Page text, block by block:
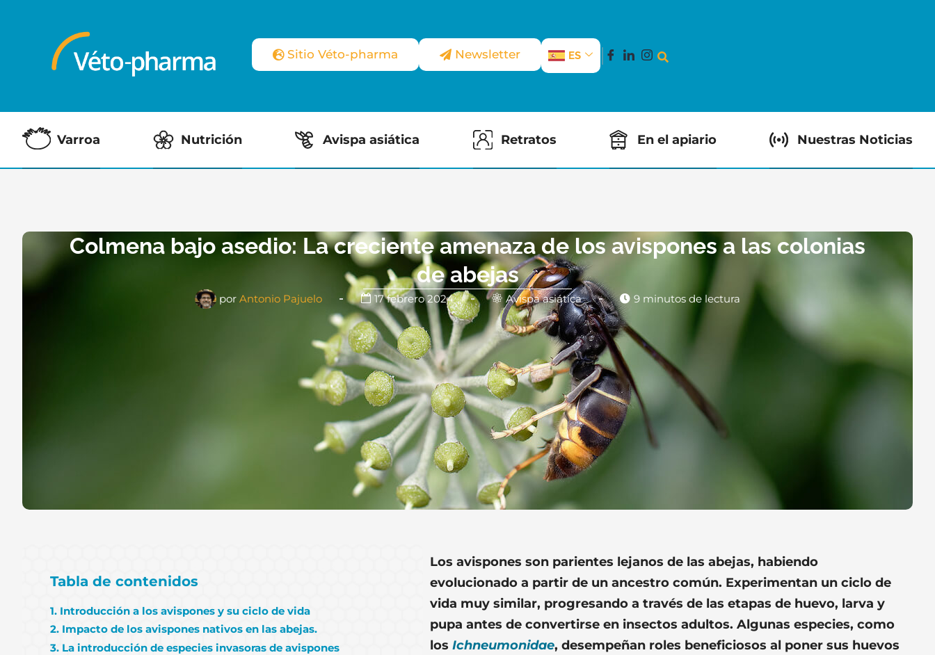
Sitio Véto-pharma Newsletter ES
Varroa Nutrición Avispa asiática Retratos En el apiario Nuestras Noticias
Colmena bajo asedio: La creciente amenaza de los avispones a las colonias
de abejas
por Antonio Pajuelo 17 febrero 2024 Avispa asiática 9 minutos de lectura
Tabla de contenidos
1. Introducción a los avispones y su ciclo de vida
2. Impacto de los avispones nativos en las abejas.
3. La introducción de especies invasoras de avispones
Los avispones son parientes lejanos de las abejas, habiendo
evolucionado a partir de un ancestro común. Experimentan un ciclo de
vida muy similar, progresando a través de las etapas de huevo, larva y
pupa antes de convertirse en insectos adultos. Algunas especies, como
los Ichneumonidae, desempeñan roles beneficiosos al poner sus huevos